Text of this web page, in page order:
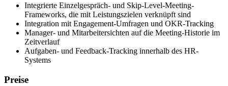
Integrierte Einzelgespräch- und Skip-Level-Meeting-
Frameworks, die mit Leistungszielen verknüpft sind
Integration mit Engagement-Umfragen und OKR-Tracking
Manager- und Mitarbeitersichten auf die Meeting-Historie im
Zeitverlauf
Aufgaben- und Feedback-Tracking innerhalb des HR-
Systems
Preise